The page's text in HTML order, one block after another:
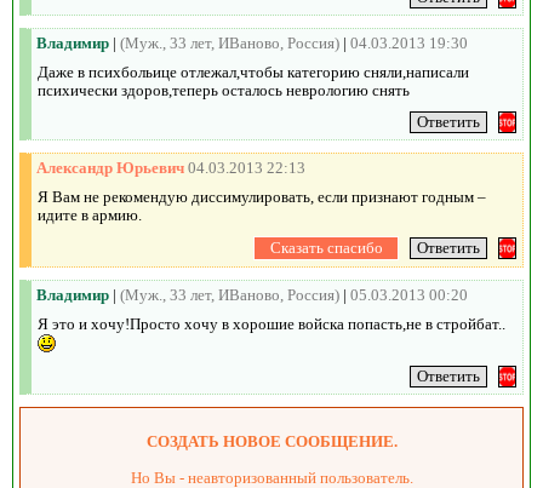
Владимир | (Муж., 33 лет, ИВаново, Россия) | 04.03.2013 19:30
Даже в психбольице отлежал,чтобы категорию сняли,написали
психически здоров,теперь осталось неврологию снять
Александр Юрьевич 04.03.2013 22:13
Я Вам не рекомендую диссимулировать, если признают годным –
идите в армию.
Владимир | (Муж., 33 лет, ИВаново, Россия) | 05.03.2013 00:20
Я это и хочу!Просто хочу в хорошие войска попасть,не в стройбат..
СОЗДАТЬ НОВОЕ СООБЩЕНИЕ.
Но Вы - неавторизованный пользователь.